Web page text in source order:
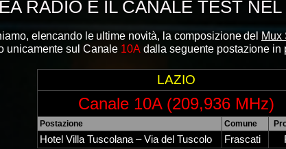
RADIO E IL CANALE TEST
elencando le ultime novità, la composizione del Mux
unicamentesul Canale 10A dalla seguente postazione in
LAZIO
Canale 10A (209,936 MHz)
Postazione Comune
Hotel Villa Tuscolana – Via del Tuscolo Frascati